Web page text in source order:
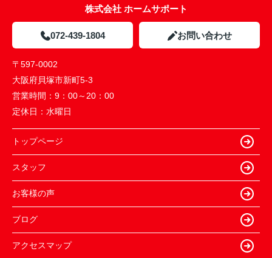
株式会社 ホームサポート
072-439-1804 お問い合わせ
〒597-0002
大阪府貝塚市新町5-3
営業時間： 9：00～20：00
定休日： 水曜日
トップページ
スタッフ
お客様の声
ブログ
アクセスマップ